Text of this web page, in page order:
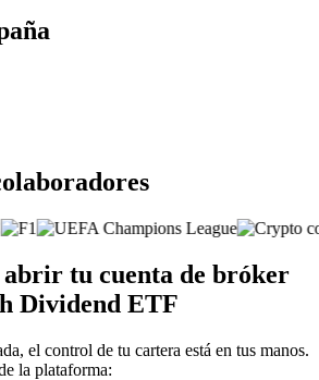
abrir tu cuenta de bróker
Dividend ETF
el control de tu cartera está en tus manos.
la plataforma: